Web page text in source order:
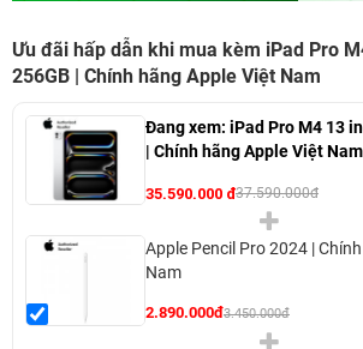
Ưu đãi hấp dẫn khi mua kèm iPad Pro
256GB | Chính hãng Apple Việt Nam
Đang xem: iPad Pro M4 13
| Chính hãng Apple Việt Nam
35.590.000 đ37.590.000đ
Apple Pencil Pro 2024 |
Nam
2.890.000đ3.450.000đ